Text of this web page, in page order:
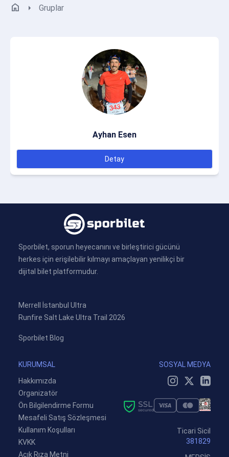
home arrow_right Gruplar
Ayhan Esen
Detay
Sporbilet, sporun heyecanını ve birleştirici gücünü
herkes için erişilebilir kılmayı amaçlayan yenilikçi bir
dijital bilet platformudur.
Merrell İstanbul Ultra
Runfire Salt Lake Ultra Trail 2026
Sporbilet Blog
KURUMSAL
Hakkımızda
Organizatör
Ön Bilgilendirme Formu
Mesafeli Satış Sözleşmesi
Kullanım Koşulları
KVKK
Açık Rıza Metni
SOSYAL MEDYA
Ticari Sicil
381829